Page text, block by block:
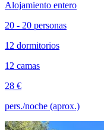
Alojamiento entero
20 - 20 personas
12 dormitorios
12 camas
28 €
pers./noche (aprox.)